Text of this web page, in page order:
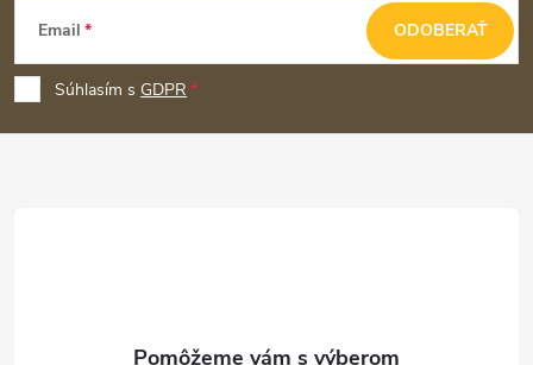
p
ä
Email
Súhlasím s GDPR
ODOBERAŤ